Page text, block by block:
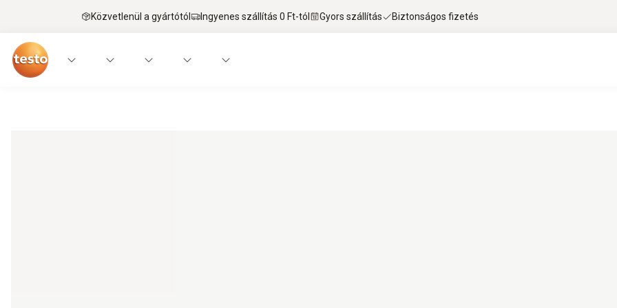
Közvetlenül a gyártótól Ingyenes szállítás 0 Ft-tól Gyors szállítás Biztonságos fizetés